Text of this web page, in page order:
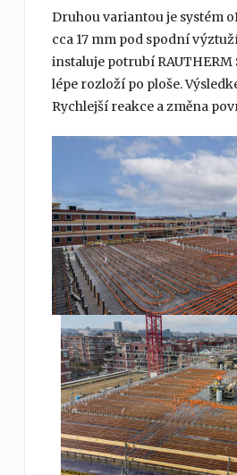
Druhou variantou je systém
cca 17 mm pod spodní
instaluje potrubí RAUTHERM
lépe rozloží po ploše.
Rychlejší reakce a změna